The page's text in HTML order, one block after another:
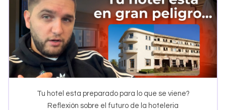
Tu hotel esta preparado para lo que se viene?
Reflexión sobre el futuro de la hoteleria